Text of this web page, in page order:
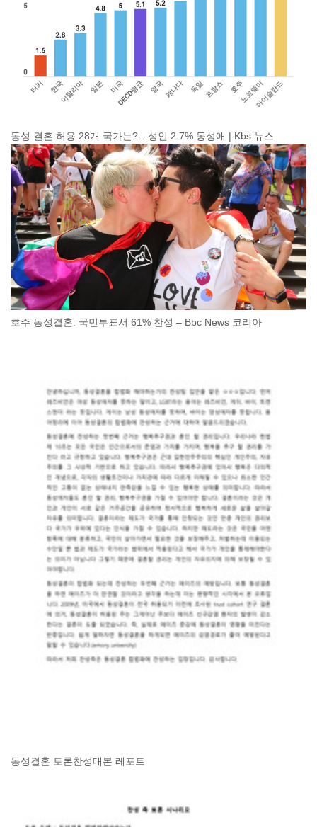
동성 결혼 허용 28개 국가는?…성인 2.7% 동성애 | Kbs 뉴스
호주 동성결혼: 국민투표서 61% 찬성 – Bbc News 코리아
동성결혼 토론찬성대본 레포트